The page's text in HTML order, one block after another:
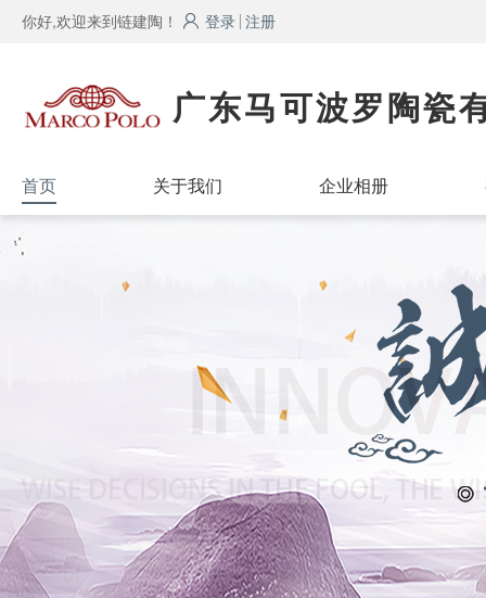
你好,欢迎来到链建陶！ 登录 注册
广东马可波罗陶瓷
首页 关于我们 企业相册